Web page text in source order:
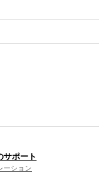
サポート
ーション